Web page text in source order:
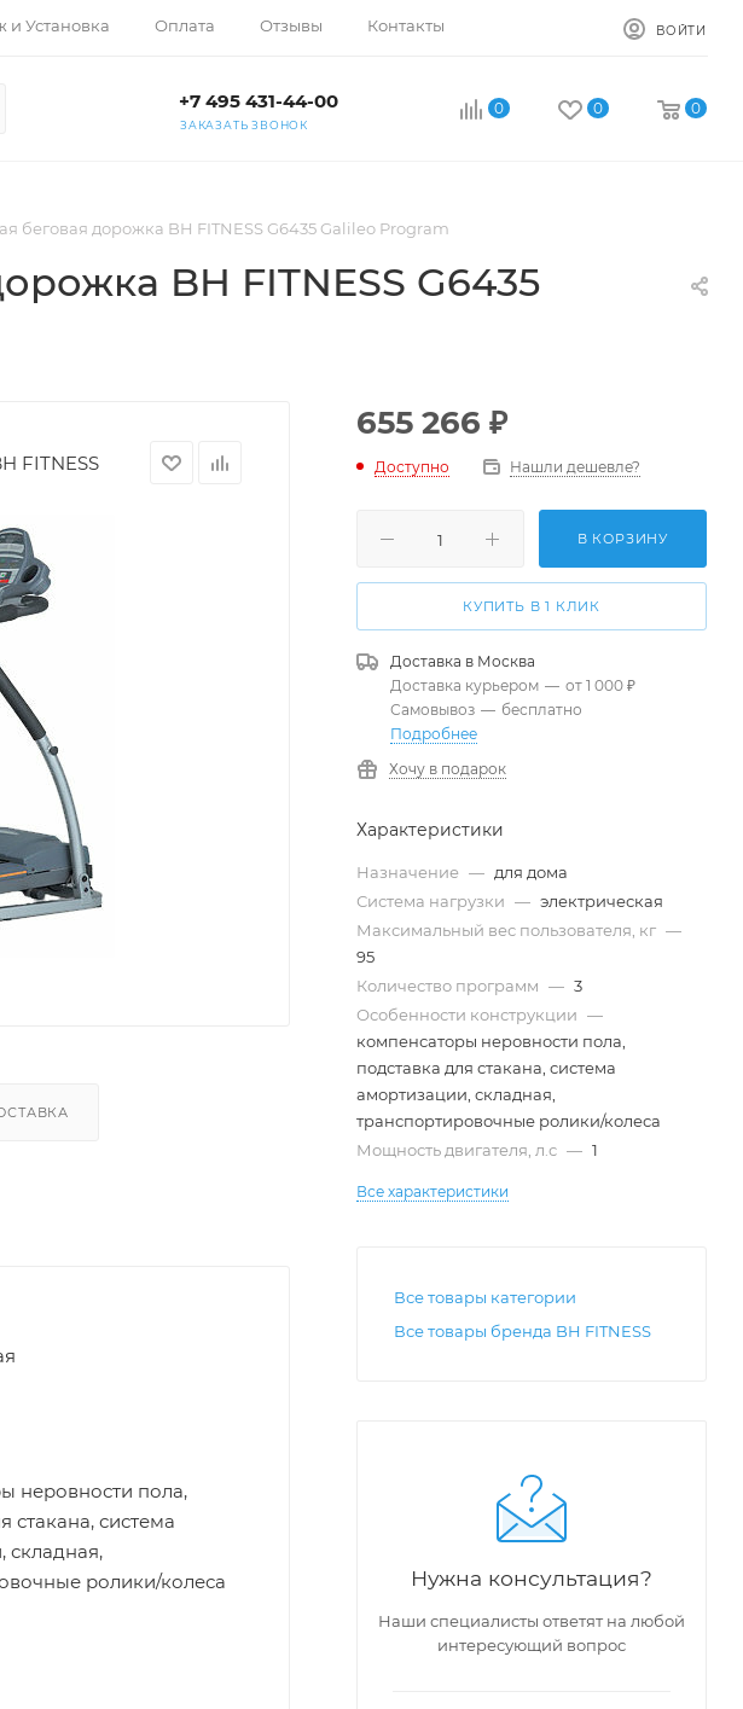
и Установка Оплата Отзывы Контакты ВОЙТИ
+7 495 431-44-00
ЗАКАЗАТЬ ЗВОНОК
0 0 0
беговая дорожка BH FITNESS G6435 Galileo Program
BH FITNESS G6435
FITNESS
неровности пола,
стакана, система
складная,
ролики/колеса
655 266 ₽
Доступно Нашли дешевле?
В КОРЗИНУ
КУПИТЬ В 1 КЛИК
Доставка в Москва
Доставка курьером — от 1 000 ₽
Самовывоз — бесплатно
Подробнее
Хочу в подарок
Характеристики
Назначение — для дома
Система нагрузки — электрическая
Максимальный вес пользователя, кг —
95
Количество программ — 3
Особенности конструкции —
компенсаторы неровности пола,
подставка для стакана, система
амортизации, складная,
транспортировочные ролики/колеса
Мощность двигателя, л.с — 1
Все характеристики
Все товары категории
Все товары бренда BH FITNESS
Нужна консультация?
Наши специалисты ответят на любой
интересующий вопрос